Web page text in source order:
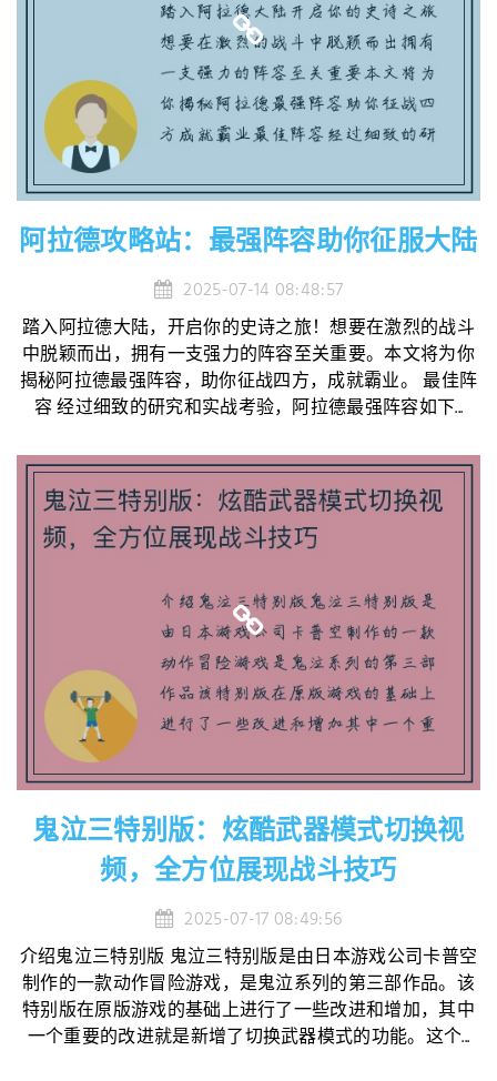
阿拉德攻略站：最强阵容助你征服大陆
2025-07-14 08:48:57
踏入阿拉德大陆，开启你的史诗之旅！想要在激烈的战斗
中脱颖而出，拥有一支强力的阵容至关重要。本文将为你
揭秘阿拉德最强阵容，助你征战四方，成就霸业。 最佳阵
容 经过细致的研究和实战考验，阿拉德最强阵容如下...
鬼泣三特别版：炫酷武器模式切换视
频，全方位展现战斗技巧
2025-07-17 08:49:56
介绍鬼泣三特别版 鬼泣三特别版是由日本游戏公司卡普空
制作的一款动作冒险游戏，是鬼泣系列的第三部作品。该
特别版在原版游戏的基础上进行了一些改进和增加，其中
一个重要的改进就是新增了切换武器模式的功能。这个...